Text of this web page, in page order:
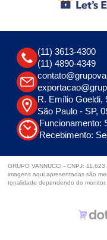
(11) 3613-4300
(11) 4890-4349
R. Emílio Goeldi,
São Paulo - SP,
Funcionamento:
Recebimento:
GRUPO VANNUCCI - CNPJ:
imagens aqui apresentadas são
tonalidade dependendo do monitor.